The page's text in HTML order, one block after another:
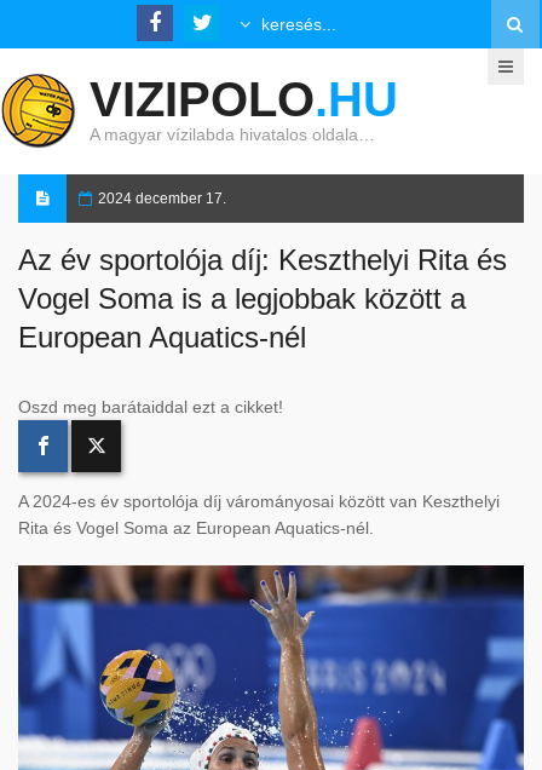
VIZIPOLO.HU
A magyar vízilabda hivatalos oldala…
2024 december 17.
Az év sportolója díj: Keszthelyi Rita és
Vogel Soma is a legjobbak között a
European Aquatics-nél
Oszd meg barátaiddal ezt a cikket!
A 2024-es év sportolója díj várományosai között van Keszthelyi
Rita és Vogel Soma az European Aquatics-nél.